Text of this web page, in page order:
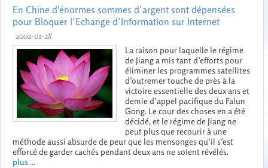
En Chine d'énormes sommes d’argent sont dépensées
pour Bloquer l’Echange d’Information sur Internet
2002-01-28
La raison pour laquelle le régime
de Jiang a mis tant d’efforts pour
éliminer les programmes satellites
d’outremer touche de près à la
victoire essentielle des deux ans et
demie d’appel pacifique du Falun
Gong. Le cour des choses en a été
décidé, et le régime de Jiang ne
peut plus que recourir à une
méthode aussi absurde de peur que les mensonges qu’il s’est
efforcé de garder cachés pendant deux ans ne soient révélés.
plus ...